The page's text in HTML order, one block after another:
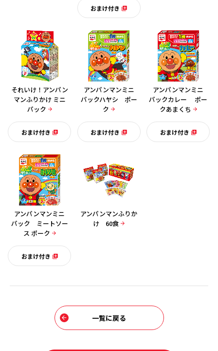
おまけ付き
それいけ！アンパン
マンふりかけ ミニ
パック
おまけ付き
アンパンマンミニ
パックハヤシ ポー
ク
おまけ付き
アンパンマンミニ
パックカレー ポー
クあまくち
おまけ付き
アンパンマンミニ
パック ミートソー
ス ポーク
おまけ付き
アンパンマンふりか
け 60食
一覧に戻る